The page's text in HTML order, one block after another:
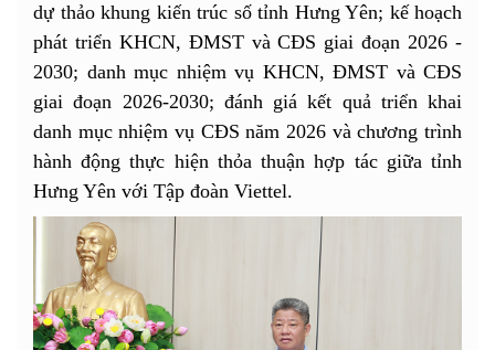
dự thảo khung kiến trúc số tỉnh Hưng Yên; kế hoạch
phát triển KHCN, ĐMST và CĐS giai đoạn 2026 -
2030; danh mục nhiệm vụ KHCN, ĐMST và CĐS
giai đoạn 2026-2030; đánh giá kết quả triển khai
danh mục nhiệm vụ CĐS năm 2026 và chương trình
hành động thực hiện thỏa thuận hợp tác giữa tỉnh
Hưng Yên với Tập đoàn Viettel.